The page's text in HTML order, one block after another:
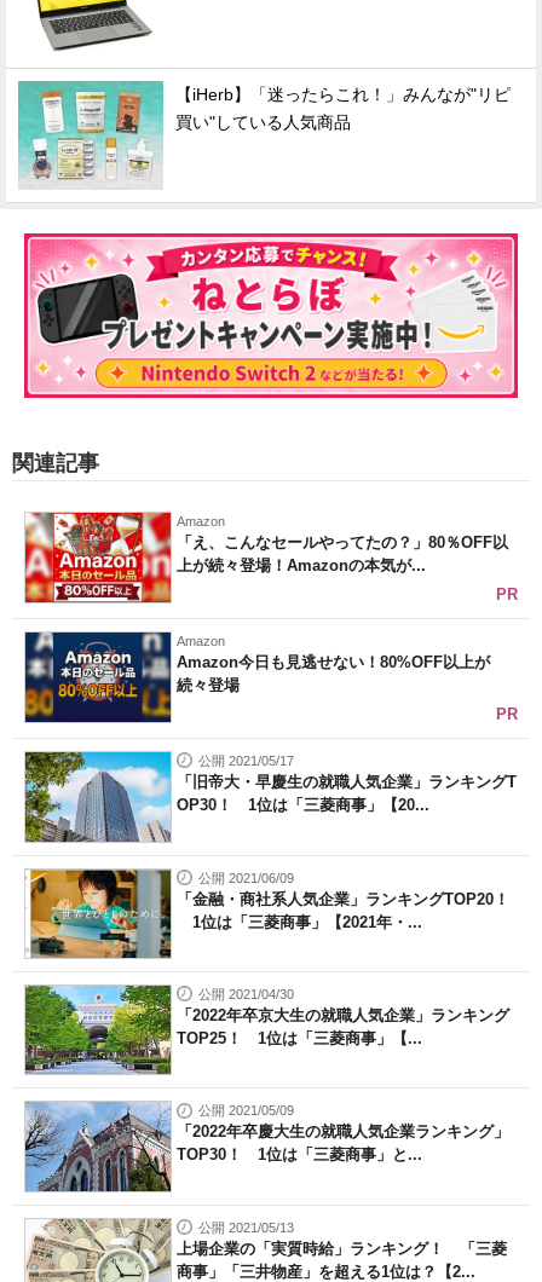
【iHerb】「迷ったらこれ！」みんなが"リピ
買い"している人気商品
関連記事
Amazon
「え、こんなセールやってたの？」80％OFF以
上が続々登場！Amazonの本気が...
PR
Amazon
Amazon今日も見逃せない！80%OFF以上が
続々登場
PR
公開 2021/05/17
「旧帝大・早慶生の就職人気企業」ランキングT
OP30！ 1位は「三菱商事」【20...
公開 2021/06/09
「金融・商社系人気企業」ランキングTOP20！
1位は「三菱商事」【2021年・...
公開 2021/04/30
「2022年卒京大生の就職人気企業」ランキング
TOP25！ 1位は「三菱商事」【...
公開 2021/05/09
「2022年卒慶大生の就職人気企業ランキング」
TOP30！ 1位は「三菱商事」と...
公開 2021/05/13
上場企業の「実質時給」ランキング！ 「三菱
商事」「三井物産」を超える1位は？【2...